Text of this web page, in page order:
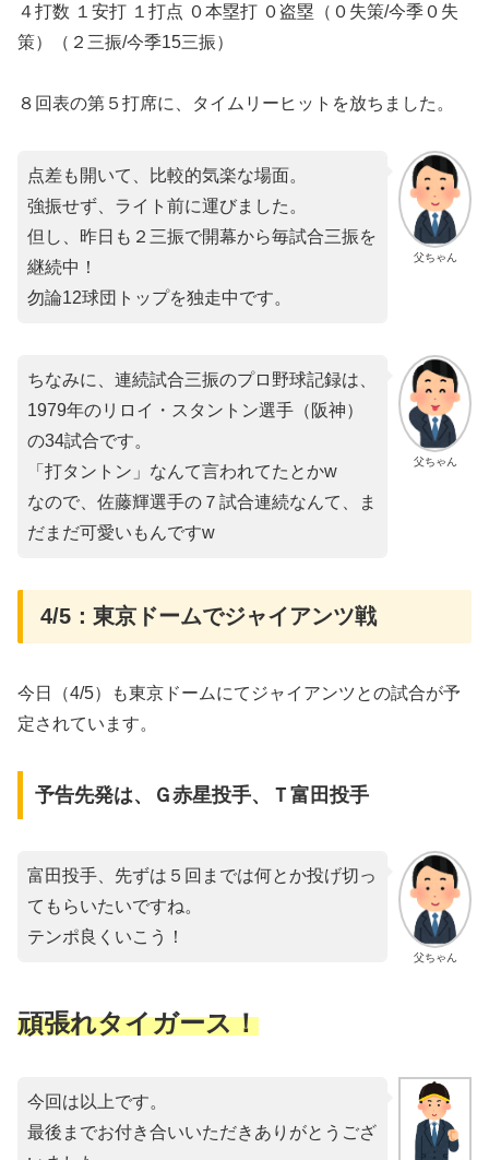
４打数 １安打 １打点 ０本塁打 ０盗塁（０失策/今季０失
策）（２三振/今季15三振）
８回表の第５打席に、タイムリーヒットを放ちました。
父ちゃん
点差も開いて、比較的気楽な場面。
強振せず、ライト前に運びました。
但し、昨日も２三振で開幕から毎試合三振を
継続中！
勿論12球団トップを独走中です。
父ちゃん
ちなみに、連続試合三振のプロ野球記録は、
1979年のリロイ・スタントン選手（阪神）
の34試合です。
「打タントン」なんて言われてたとかw
なので、佐藤輝選手の７試合連続なんて、ま
だまだ可愛いもんですw
4/5：東京ドームでジャイアンツ戦
今日（4/5）も東京ドームにてジャイアンツとの試合が予
定されています。
予告先発は、Ｇ赤星投手、Ｔ富田投手
父ちゃん
富田投手、先ずは５回までは何とか投げ切っ
てもらいたいですね。
テンポ良くいこう！
頑張れタイガース！
今回は以上です。
最後までお付き合いいただきありがとうござ